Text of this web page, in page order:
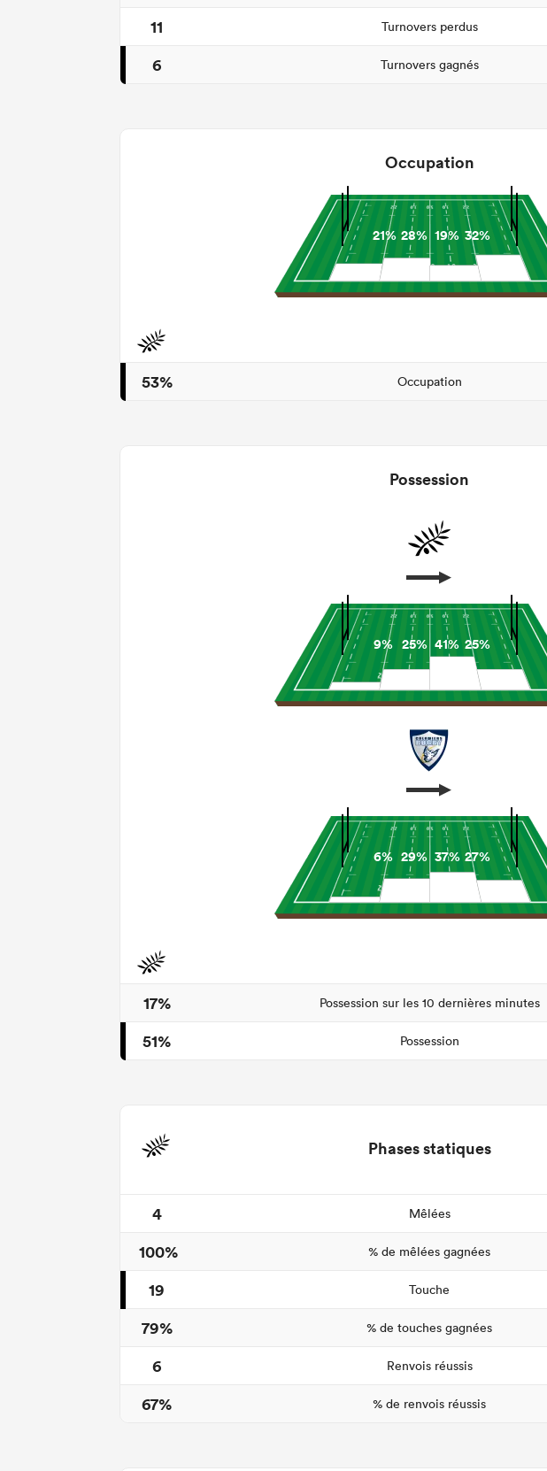
11
Turnovers perdus
6
Turnovers gagnés
Occupation
21% 28% 19% 32%
53% Occupation
Possession
9% 25% 41% 25%
6% 29% 37% 27%
17% Possession sur les 10 dernières minutes
51%
Possession
Phases statiques
4 Mêlées
100%
% de mêlées gagnées
19
Touche
79%
% de touches gagnées
6
Renvois réussis
67%
% de renvois réussis